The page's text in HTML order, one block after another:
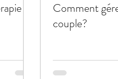
de
Comment
couple?